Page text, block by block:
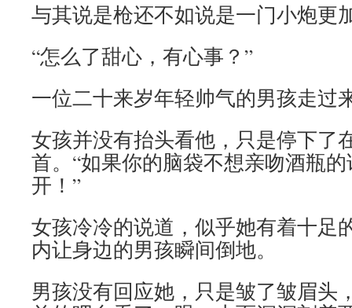
与其说是枪还不如说是一门小炮更
“怎么了甜心，有心事？”
一位二十来岁年轻帅气的男孩走过
女孩并没有抬头看他，只是停下了
首。“如果你的脑袋不想亲吻酒瓶
开！”
女孩冷冷的说道，似乎她有着十足
内让身边的男孩瞬间倒地。
男孩没有回应她，只是皱了皱眉头